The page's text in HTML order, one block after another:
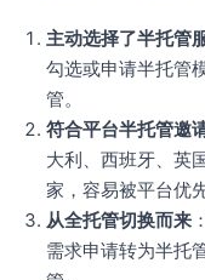
主动选择了半托管
勾选或申请半托管
管。
符合平台半托管邀
大利、西班牙、英
家，容易被平台优
从全托管切换而来
需求申请转为半托